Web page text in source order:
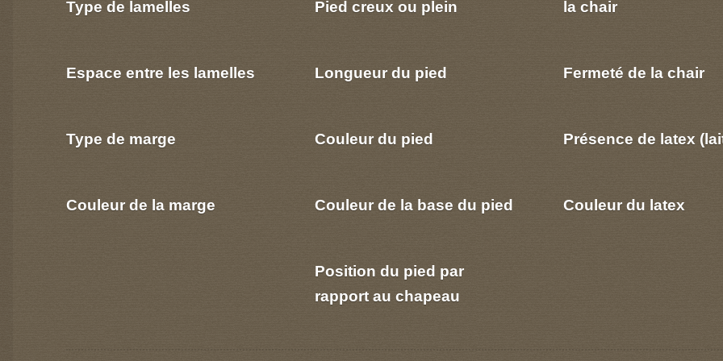
Type de lamelles
Espace entre les lamelles
Type de marge
Couleur de la marge
Pied creux ou plein
Longueur du pied
Couleur du pied
Couleur de la base du pied
Position du pied par
rapport au chapeau
la chair
Fermeté de la chair
Présence de latex
Couleur du latex